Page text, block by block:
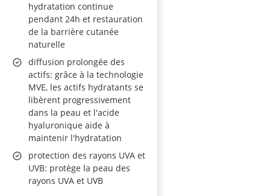
hydratation continue
pendant 24h et restauration
de la barrière cutanée
naturelle
diffusion prolongée des
actifs: grâce à la technologie
MVE, les actifs hydratants se
libèrent progressivement
dans la peau et l'acide
hyaluronique aide à
maintenir l'hydratation
protection des rayons UVA et
UVB: protège la peau des
rayons UVA et UVB